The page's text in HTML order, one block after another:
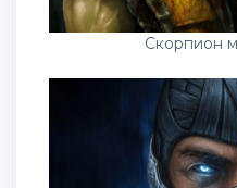
Скорпион